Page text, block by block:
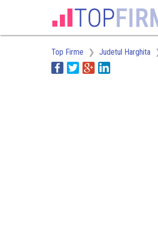
Top Firme Judetul Harghita